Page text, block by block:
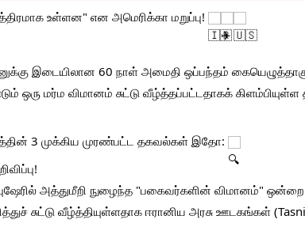
உள்ளன" என அமெரிக்கா மறுப்பு!
இடையிலான 60 நாள் அமைதி ஒப்பந்தம்
ஒரு மர்ம விமானம் சுட்டு வீழ்த்தப்பட்டதாகக்
3 முக்கிய முரண்பட்ட தகவல்கள் இதோ:
அத்துமீறி நுழைந்த "பகைவர்களின் விமானம்" ஒன்றை
சுட்டு வீழ்த்தியுள்ளதாக ஈரானிய அரசு ஊடகங்கள்